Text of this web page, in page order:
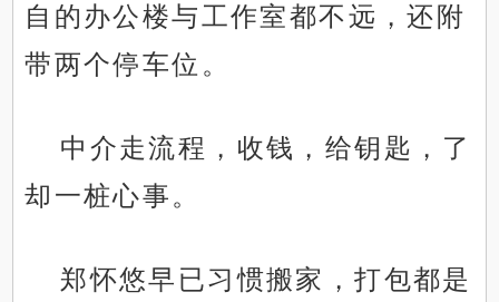
自的办公楼与工作室都不远，还附
带两个停车位。
中介走流程，收钱，给钥匙，了
却一桩心事。
郑怀悠早已习惯搬家，打包都是